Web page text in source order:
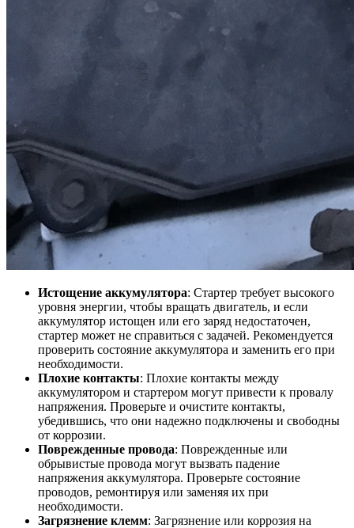
Истощение аккумулятора: Стартер требует высокого
уровня энергии, чтобы вращать двигатель, и если
аккумулятор истощен или его заряд недостаточен,
стартер может не справиться с задачей. Рекомендуется
проверить состояние аккумулятора и заменить его при
необходимости.
Плохие контакты: Плохие контакты между
аккумулятором и стартером могут привести к провалу
напряжения. Проверьте и очистите контакты,
убедившись, что они надежно подключены и свободны
от коррозии.
Поврежденные провода: Поврежденные или
обрывистые провода могут вызвать падение
напряжения аккумулятора. Проверьте состояние
проводов, ремонтируя или заменяя их при
необходимости.
Загрязнение клемм: Загрязнение или коррозия на